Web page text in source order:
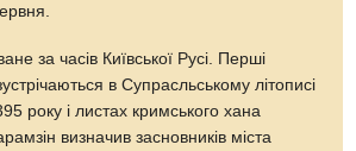
за часів Київської Русі. Перші
в Супрасльському літописі
року і листах кримського хана
визначив засновників міста